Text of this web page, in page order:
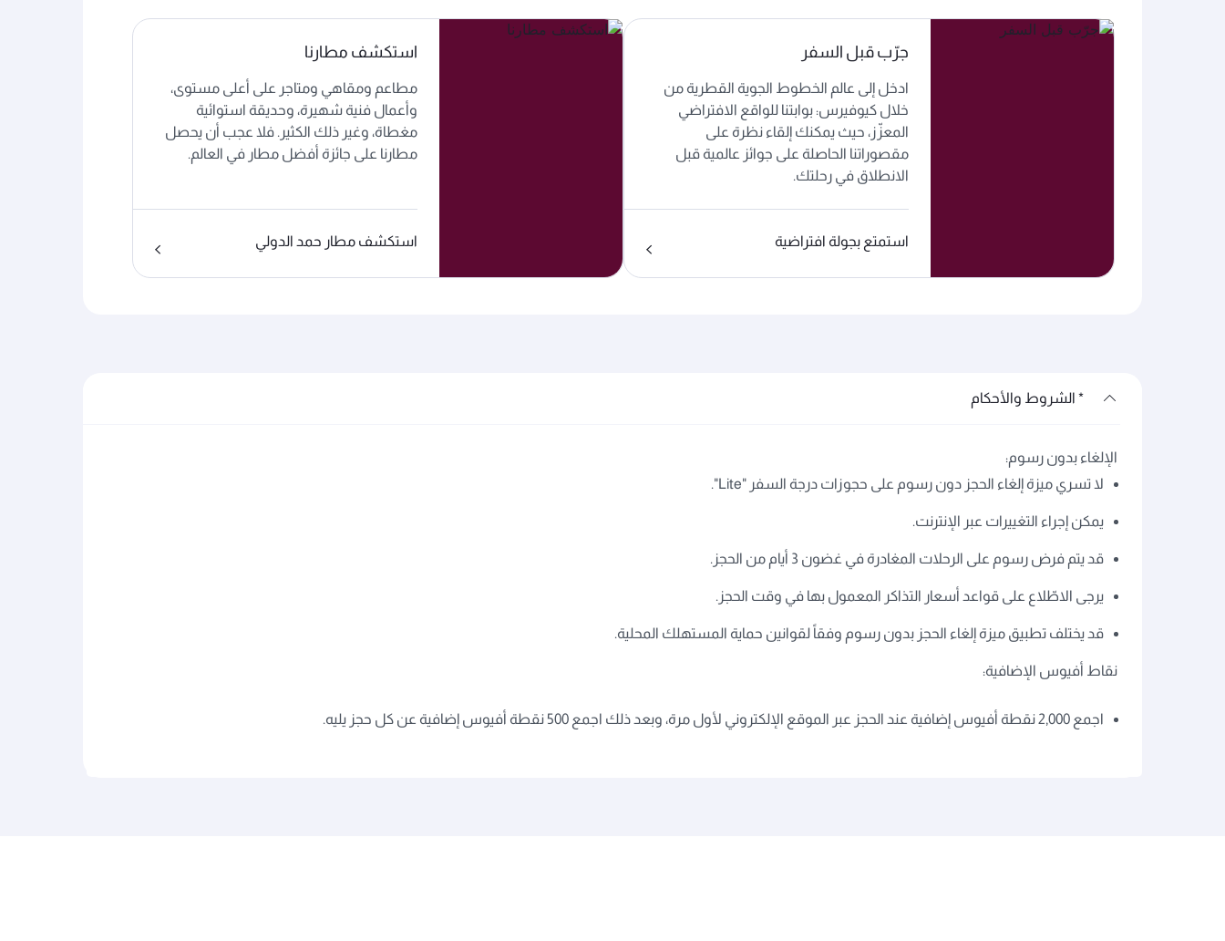
جرّب قبل السفر
ادخل إلى عالم الخطوط الجوية القطرية من
خلال كيوفيرس: بوابتنا للواقع الافتراضي
المعزّز، حيث يمكنك إلقاء نظرة على
مقصوراتنا الحاصلة على جوائز عالمية قبل
الانطلاق في رحلتك.
استمتع بجولة افتراضية
استكشف مطارنا
مطاعم ومقاهي ومتاجر على أعلى مستوى،
وأعمال فنية شهيرة، وحديقة استوائية
مغطاة، وغير ذلك الكثير. فلا عجب أن يحصل
مطارنا على جائزة أفضل مطار في العالم.
استكشف مطار حمد الدولي
* الشروط والأحكام
الإلغاء بدون رسوم:
لا تسري ميزة إلغاء الحجز دون رسوم على حجوزات درجة السفر "Lite".
يمكن إجراء التغييرات عبر الإنترنت.
قد يتم فرض رسوم على الرحلات المغادرة في غضون 3 أيام من الحجز.
يرجى الاطّلاع على قواعد أسعار التذاكر المعمول بها في وقت الحجز.
قد يختلف تطبيق ميزة إلغاء الحجز بدون رسوم وفقاً لقوانين حماية المستهلك المحلية.
نقاط أفيوس الإضافية:
اجمع 2,000 نقطة أفيوس إضافية عند الحجز عبر الموقع الإلكتروني لأول مرة، وبعد ذلك اجمع 500 نقطة أفيوس إضافية عن كل حجز يليه.